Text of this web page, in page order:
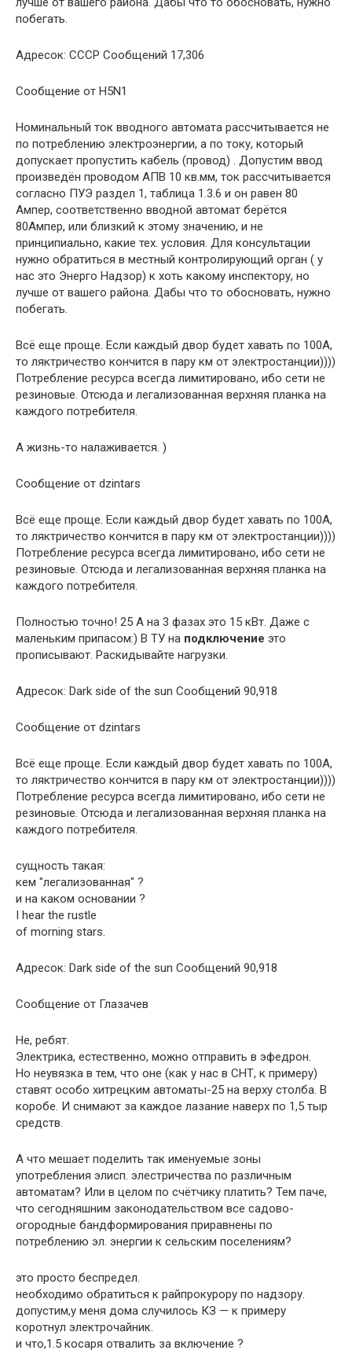
побегать.
Адресок: СССР Сообщений 17,306
Сообщение от H5N1
Номинальный ток вводного автомата рассчитывается не
по потреблению электроэнергии, а по току, который
допускает пропустить кабель (провод) . Допустим ввод
произведён проводом АПВ 10 кв.мм, ток рассчитывается
согласно ПУЭ раздел 1, таблица 1.3.6 и он равен 80
Ампер, соответственно вводной автомат берётся
80Ампер, или близкий к этому значению, и не
принципиально, какие тех. условия. Для консультации
нужно обратиться в местный контролирующий орган ( у
нас это Энерго Надзор) к хоть какому инспектору, но
лучше от вашего района. Дабы что то обосновать, нужно
побегать.
Всё еще проще. Если каждый двор будет хавать по 100А,
то ляктричество кончится в пару км от электростанции))))
Потребление ресурса всегда лимитировано, ибо сети не
резиновые. Отсюда и легализованная верхняя планка на
каждого потребителя.
А жизнь-то налаживается. )
Сообщение от dzintars
Всё еще проще. Если каждый двор будет хавать по 100А,
то ляктричество кончится в пару км от электростанции))))
Потребление ресурса всегда лимитировано, ибо сети не
резиновые. Отсюда и легализованная верхняя планка на
каждого потребителя.
Полностью точно! 25 А на 3 фазах это 15 кВт. Даже с
маленьким припасом:) В ТУ на подключение это
прописывают. Раскидывайте нагрузки.
Адресок: Dark side of the sun Сообщений 90,918
Сообщение от dzintars
Всё еще проще. Если каждый двор будет хавать по 100А,
то ляктричество кончится в пару км от электростанции))))
Потребление ресурса всегда лимитировано, ибо сети не
резиновые. Отсюда и легализованная верхняя планка на
каждого потребителя.
сущность такая:
кем "легализованная" ?
и на каком основании ?
I hear the rustle
of morning stars.
Адресок: Dark side of the sun Сообщений 90,918
Сообщение от Глазачев
Не, ребят.
Электрика, естественно, можно отправить в эфедрон.
Но неувязка в тем, что оне (как у нас в СНТ, к примеру)
ставят особо хитрецким автоматы-25 на верху столба. В
коробе. И снимают за каждое лазание наверх по 1,5 тыр
средств.
А что мешает поделить так именуемые зоны
употребления элисп. элестричества по различным
автоматам? Или в целом по счётчику платить? Тем паче,
что сегодняшним законодательством все садово-
огородные бандформирования приравнены по
потреблению эл. энергии к сельским поселениям?
это просто беспредел.
необходимо обратиться к райпрокурору по надзору.
допустим,у меня дома случилось КЗ — к примеру
коротнул электрочайник.
и что,1.5 косаря отвалить за включение ?